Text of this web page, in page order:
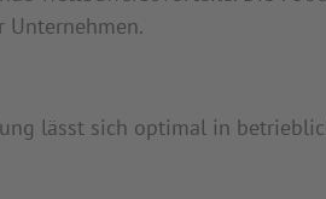
lässt sich optimal in